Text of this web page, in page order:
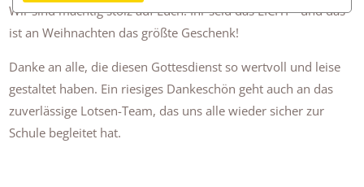
Wir sind mächtig stolz auf Euch. Ihr seid das LICHT - und das
ist an Weihnachten das größte Geschenk!
Danke an alle, die diesen Gottesdienst so wertvoll und leise
gestaltet haben. Ein riesiges Dankeschön geht auch an das
zuverlässige Lotsen-Team, das uns alle wieder sicher zur
Schule begleitet hat.